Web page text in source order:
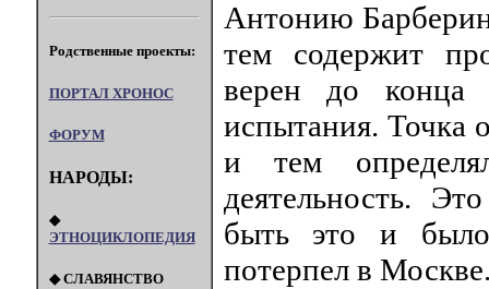
Родственные проекты:
ПОРТАЛ XPOHOC
ФОРУМ
НАРОДЫ:
◆
ЭТНОЦИКЛОПЕДИЯ
◆ СЛАВЯНСТВО
Антонию
тем содержит
верен до конца
испытания. Точка
и тем
деятельность.
быть это и
потерпел в